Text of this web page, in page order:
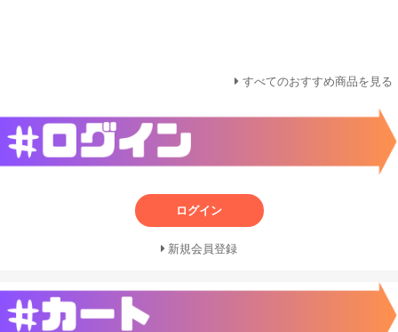
すべてのおすすめ商品を見る
ログイン
新規会員登録